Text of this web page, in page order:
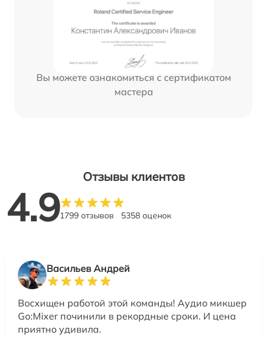
Вы можете ознакомиться с сертификатом
мастера
Отзывы клиентов
4.91799 отзывов 5358 оценок
Васильев Андрей
Восхищен работой этой команды! Аудио микшер
Go:Mixer починили в рекордные сроки. И цена
приятно удивила.